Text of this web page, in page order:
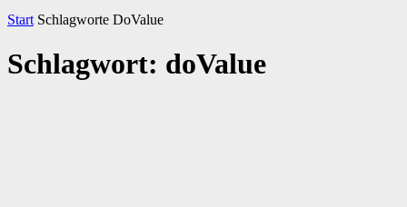
Start Schlagworte DoValue
Schlagwort: doValue